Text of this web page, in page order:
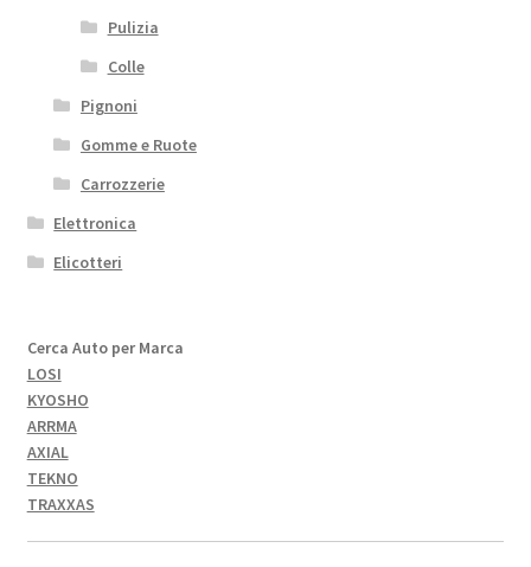
Pulizia
Colle
Pignoni
Gomme e Ruote
Carrozzerie
Elettronica
Elicotteri
Cerca Auto per Marca
LOSI
KYOSHO
ARRMA
AXIAL
TEKNO
TRAXXAS